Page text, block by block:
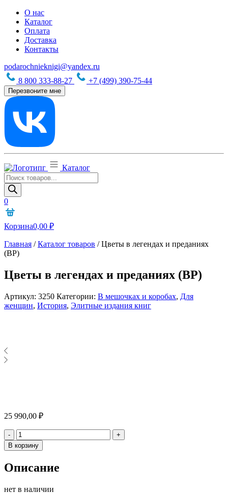
О нас
Каталог
Оплата
Доставка
Контакты
podarochnieknigi@yandex.ru
8 800 333-88-27
+7 (499) 390-75-44
Перезвоните мне
Каталог
Поиск
товаров
0
Корзина0,00 ₽
Главная /Каталог товаров /Цветы в легендах и преданиях
(BP)
Цветы в легендах и преданиях (BP)
Артикул: 3250 Категории: В мешочках и коробах, Для
женщин, История, Элитные издания книг
25 990,00 ₽
- Количество
+
В корзину
Описание
нет в наличии